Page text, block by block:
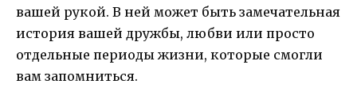
вашей рукой. В ней может быть замечательная
история вашей дружбы, любви или просто
отдельные периоды жизни, которые смогли
вам запомниться.